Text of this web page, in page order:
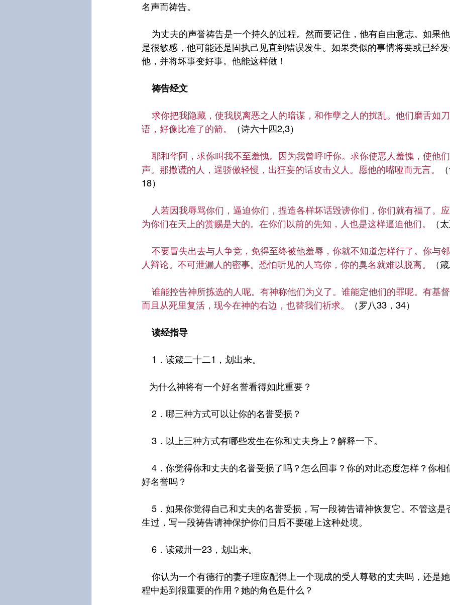
名声而祷告。
是很敏感，他可能还是固执己见直到错误发生。如果类似的事情将要或已经
他，并将坏事变好事。他能这样做！
祷告经文
求你把我隐藏，使我脱离恶之人的暗谋，和作孽之人的扰乱。他们磨舌如
语，好像比准了的箭。
（诗六十四2,3）
耶和华阿，求你叫我不至羞愧。因为我曾呼吁你。求你使恶人羞愧，使他
声。那撒谎的人，逞骄傲轻慢，出狂妄的话攻击义人。愿他的嘴哑而无言。
18）
人若因我辱骂你们，逼迫你们，捏造各样坏话毁谤你们，你们就有福了。
为你们在天上的赏赐是大的。在你们以前的先知，人也是这样逼迫他们。
（
不要冒失出去与人争竞，免得至终被他羞辱，你就不知道怎样行了。你与
人辩论。不可泄漏人的密事。恐怕听见的人骂你，你的臭名就难以脱离。
（
谁能控告神所拣选的人呢。有神称他们为义了。谁能定他们的罪呢。有基
而且从死里复活，现今在神的右边，也替我们祈求。
（罗八33，34）
读经指导
    1．读箴二十二1，划出来。
   为什么神将有一个好名誉看得如此重要？
    2．哪三种方式可以让你的名誉受损？
    3．以上三种方式有哪些发生在你和丈夫身上？解释一下。
好名誉吗？
生过，写一段祷告请神保护你们日后不要碰上这种处境。
    6．读箴卅一23，划出来。
程中起到很重要的作用？她的角色是什么？